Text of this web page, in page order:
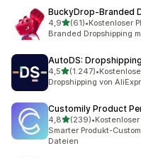
BuckyDrop‑Branded
4,9von 5 Sternen
(61)
61 Rezensionen
•Kostenloser
Branded Dropshipping
AutoDS:
4,5von 5 Sternen
(1.247)
1247 Rezensionen
•
Dropshipping von
Customily Product
4,8von 5 Sternen
(239)
239 Rezensionen
•
Smarter Produkt-
Dateien